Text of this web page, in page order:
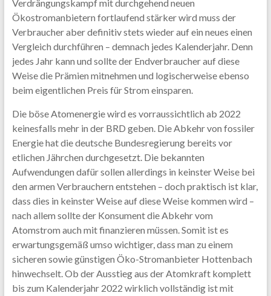
Verdrängungskampf mit durchgehend neuen
Ökostromanbietern fortlaufend stärker wird muss der
Verbraucher aber definitiv stets wieder auf ein neues einen
Vergleich durchführen – demnach jedes Kalenderjahr. Denn
jedes Jahr kann und sollte der Endverbraucher auf diese
Weise die Prämien mitnehmen und logischerweise ebenso
beim eigentlichen Preis für Strom einsparen.
Die böse Atomenergie wird es vorraussichtlich ab 2022
keinesfalls mehr in der BRD geben. Die Abkehr von fossiler
Energie hat die deutsche Bundesregierung bereits vor
etlichen Jährchen durchgesetzt. Die bekannten
Aufwendungen dafür sollen allerdings in keinster Weise bei
den armen Verbrauchern entstehen – doch praktisch ist klar,
dass dies in keinster Weise auf diese Weise kommen wird –
nach allem sollte der Konsument die Abkehr vom
Atomstrom auch mit finanzieren müssen. Somit ist es
erwartungsgemäß umso wichtiger, dass man zu einem
sicheren sowie günstigen Öko-Stromanbieter Hottenbach
hinwechselt. Ob der Ausstieg aus der Atomkraft komplett
bis zum Kalenderjahr 2022 wirklich vollständig ist mit